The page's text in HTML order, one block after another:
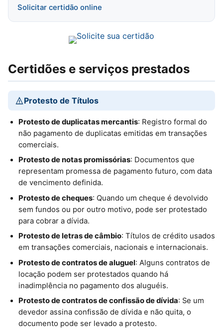
Solicitar certidão online
Certidões e serviços prestados
Protesto de Títulos
Protesto de duplicatas mercantis: Registro formal do
não pagamento de duplicatas emitidas em transações
comerciais.
Protesto de notas promissórias: Documentos que
representam promessa de pagamento futuro, com data
de vencimento definida.
Protesto de cheques: Quando um cheque é devolvido
sem fundos ou por outro motivo, pode ser protestado
para cobrar a dívida.
Protesto de letras de câmbio: Títulos de crédito usados
em transações comerciais, nacionais e internacionais.
Protesto de contratos de aluguel: Alguns contratos de
locação podem ser protestados quando há
inadimplência no pagamento dos aluguéis.
Protesto de contratos de confissão de dívida: Se um
devedor assina confissão de dívida e não quita, o
documento pode ser levado a protesto.